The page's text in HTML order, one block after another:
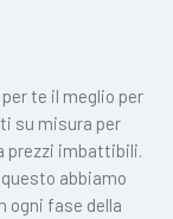
te il meglio per
su misura per
prezzi imbattibili.
abbiamo
ogni fase della